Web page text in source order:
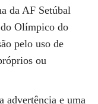
da AF Setúbal
Olímpico do
pelo uso de
ou
advertência e uma